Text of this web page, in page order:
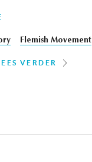
Flemish Movement
LEES VERDER